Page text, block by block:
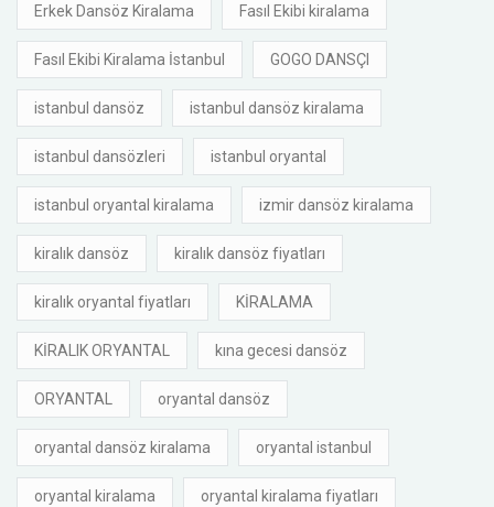
Erkek Dansöz Kiralama Fasıl Ekibi kiralama
Fasıl Ekibi Kiralama İstanbul GOGO DANSÇI
istanbul dansöz istanbul dansöz kiralama
istanbul dansözleri istanbul oryantal
istanbul oryantal kiralama izmir dansöz kiralama
kiralık dansöz kiralık dansöz fiyatları
kiralık oryantal fiyatları KİRALAMA
KİRALIK ORYANTAL kına gecesi dansöz
ORYANTAL oryantal dansöz
oryantal dansöz kiralama oryantal istanbul
oryantal kiralama oryantal kiralama fiyatları